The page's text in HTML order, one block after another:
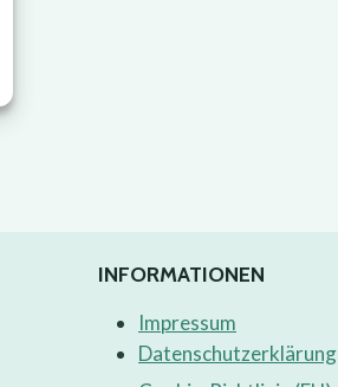
INFORMATIONEN
Impressum
Datenschutzerklärung